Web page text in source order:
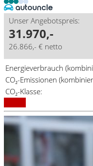
Unser Angebotspreis:
31.970,-
26.866,- € netto
Energieverbrauch
CO₂-Emissionen
CO₂-Klasse: